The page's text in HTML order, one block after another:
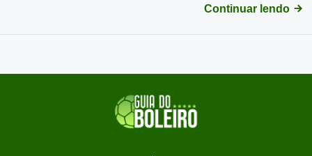
Continuar lendo